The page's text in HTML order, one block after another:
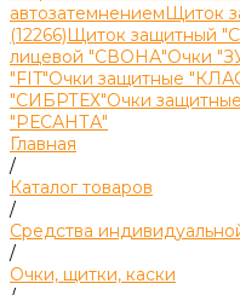
автозатемнениемЩиток
(12266)Щиток защитный
лицевой "СВОНА"Очки
"FIT"Очки защитные
"СИБРТЕХ"Очки
"РЕСАНТА"
Главная
/
Каталог товаров
/
Средства
/
Очки, щитки, каски